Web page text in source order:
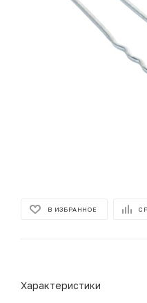
В ИЗБРАННОЕ
Характеристики